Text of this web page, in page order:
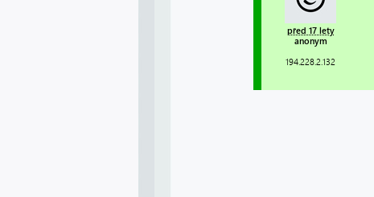
před 17 lety
anonym
194.228.2.132